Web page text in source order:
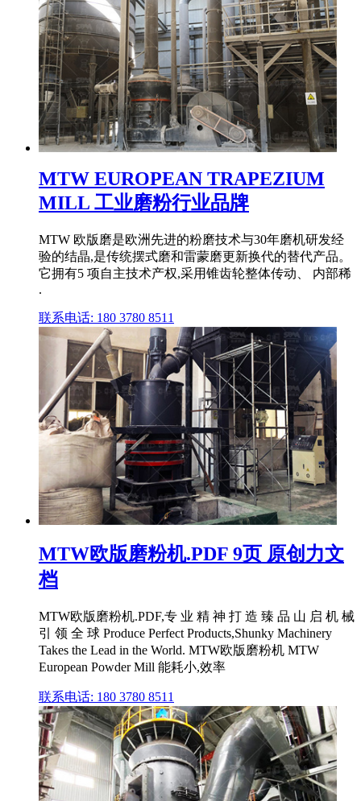
MTW EUROPEAN TRAPEZIUM
MILL 工业磨粉行业品牌
MTW 欧版磨是欧洲先进的粉磨技术与30年磨机研发经
验的结晶,是传统摆式磨和雷蒙磨更新换代的替代产品。
它拥有5 项自主技术产权,采用锥齿轮整体传动、 内部稀
.
联系电话: 180 3780 8511
MTW欧版磨粉机.PDF 9页 原创力文
档
MTW欧版磨粉机.PDF,专 业 精 神 打 造 臻 品 山 启 机 械
引 领 全 球 Produce Perfect Products,Shunky Machinery
Takes the Lead in the World. MTW欧版磨粉机 MTW
European Powder Mill 能耗小,效率
联系电话: 180 3780 8511